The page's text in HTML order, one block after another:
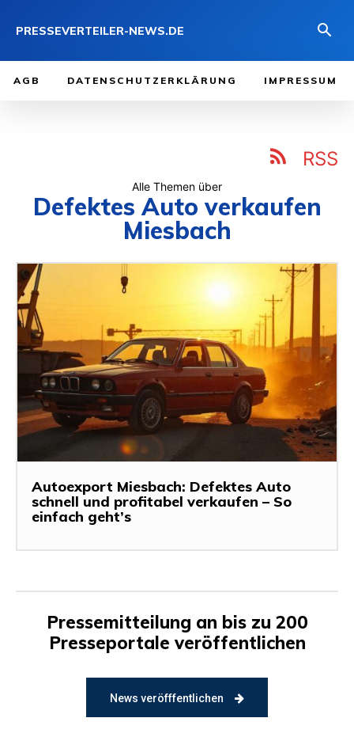
PRESSEVERTEILER-NEWS.DE
AGB DATENSCHUTZERKLÄRUNG IMPRESSUM
RSS
Alle Themen über
Defektes Auto verkaufen
Miesbach
Autoexport Miesbach: Defektes Auto
schnell und profitabel verkaufen – So
einfach geht’s
Pressemitteilung an bis zu 200
Presseportale veröffentlichen
News veröfffentlichen